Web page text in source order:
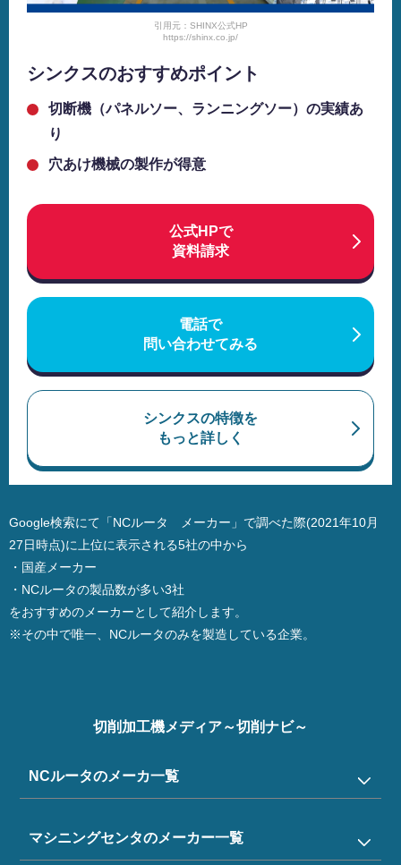
引用元：SHINX公式HP
https://shinx.co.jp/
シンクスのおすすめポイント
切断機（パネルソー、ランニングソー）の実績あ
り
穴あけ機械の製作が得意
公式HPで
資料請求
電話で
問い合わせてみる
シンクスの特徴を
もっと詳しく
Google検索にて「NCルータ メーカー」で調べた際(2021年10月
27日時点)に上位に表示される5社の中から
・国産メーカー
・NCルータの製品数が多い3社
をおすすめのメーカーとして紹介します。
※その中で唯一、NCルータのみを製造している企業。
切削加工機メディア～切削ナビ～
NCルータのメーカ一覧
マシニングセンタのメーカー一覧